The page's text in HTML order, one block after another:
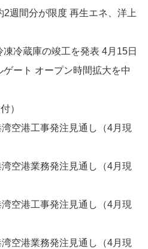
週間分が限度 再生エネ、洋上
冷蔵庫の竣工を発表 4月15日
ート オープン時間拡大を中
）
空港工事発注見通し（4月現
空港業務発注見通し（4月現
空港工事発注見通し（4月現
空港業務発注見通し（4月現